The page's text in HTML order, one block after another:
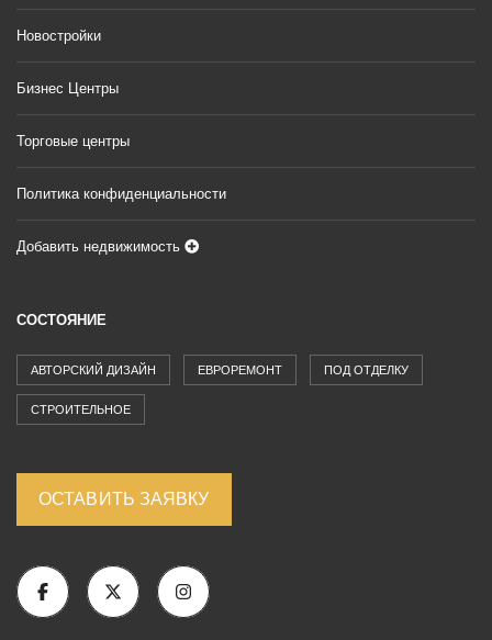
Новостройки
Бизнес Центры
Торговые центры
Политика конфиденциальности
Добавить недвижимость
СОСТОЯНИЕ
АВТОРСКИЙ ДИЗАЙН ЕВРОРЕМОНТ ПОД ОТДЕЛКУ
СТРОИТЕЛЬНОЕ
ОСТАВИТЬ ЗАЯВКУ